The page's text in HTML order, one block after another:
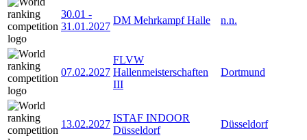
30.01 -
31.01.2027
DM Mehrkampf Halle n.n.
07.02.2027
FLVW
Hallenmeisterschaften
III
Dortmund
13.02.2027
ISTAF INDOOR
Düsseldorf
Düsseldorf